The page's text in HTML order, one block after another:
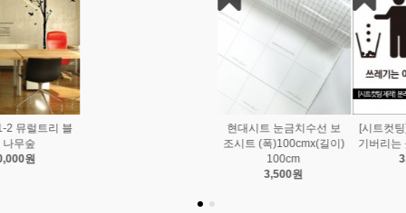
현대시트 눈금치수선 보
조시트 (폭)100cmx(길이)
[시트컷팅] 분리수거 쓰레
기버리는 곳 시트지_공통
[시트컷팅] 분리수거 문구
글자 레터링 시트지_한글